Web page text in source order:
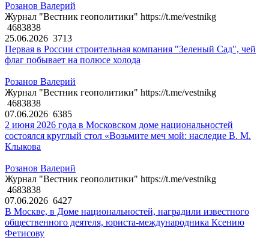
Розанов Валерий
Журнал "Вестник геополитики" https://t.me/vestnikg
4683838
25.06.2026 3713
Первая в России строительная компания "Зеленый Сад", чей
флаг побывает на полюсе холода
Розанов Валерий
Журнал "Вестник геополитики" https://t.me/vestnikg
4683838
07.06.2026 6385
2 июня 2026 года в Московском доме национальностей
состоялся круглый стол «Возьмите меч мой: наследие В. М.
Клыкова
Розанов Валерий
Журнал "Вестник геополитики" https://t.me/vestnikg
4683838
07.06.2026 6427
В Москве, в Доме национальностей, наградили известного
общественного деятеля, юриста-международника Ксению
Фетисову